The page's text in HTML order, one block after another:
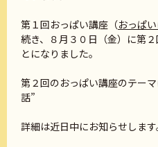
第１回おっぱい講座（おっぱ
続き、８月３０日（金）に第
とになりました。
第２回のおっぱい講座のテー
話”
詳細は近日中にお知らせします